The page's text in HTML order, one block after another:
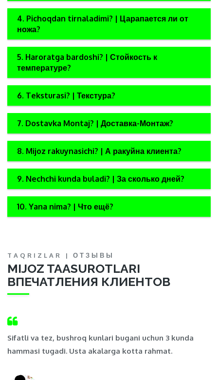
4. Pichoqdan tirnaladimi? | Царапается ли от
ножа?
5. Haroratga bardoshi? | Стойкость к
температуре?
6. Teksturasi? | Текстура?
7. Dostavka Montaj? | Доставка-Монтаж?
8. Mijoz rakuynasichi? | А ракуйна клиента?
9. Nechchi kunda buladi? | За сколько дней?
10. Yana nima? | Что ещё?
TAQRIZLAR | ОТЗЫВЫ
MIJOZ TAASUROTLARI
ВПЕЧАТЛЕНИЯ КЛИЕНТОВ
Sifatli va tez, bushroq kunlari bugani uchun 3 kunda
hammasi tugadi. Usta akalarga kotta rahmat.